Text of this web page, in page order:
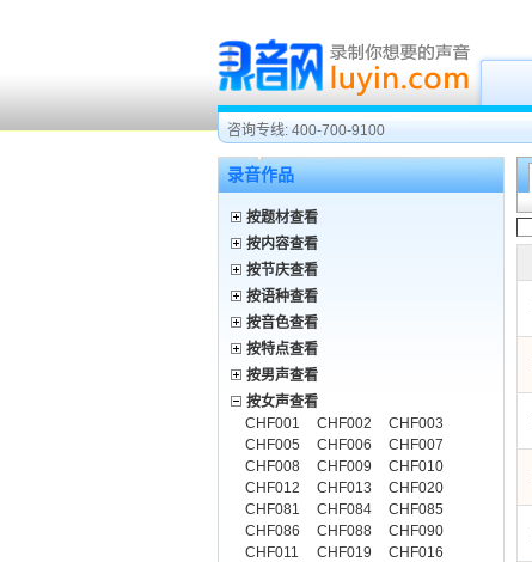
咨询专线: 400-700-9100
录音作品
按题材查看
按内容查看
按节庆查看
按语种查看
按音色查看
按特点查看
按男声查看
按女声查看
CHF001
CHF002
CHF003
CHF005
CHF006
CHF007
CHF008
CHF009
CHF010
CHF012
CHF013
CHF020
CHF081
CHF084
CHF085
CHF086
CHF088
CHF090
CHF011
CHF019
CHF016